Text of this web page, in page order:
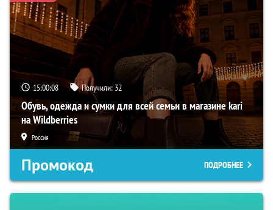
15:00:07 Получили: 32
Обувь, одежда и сумки для всей семьи в магазине kari
на Wildberries
Россия
Промокод ПОДРОБНЕЕ